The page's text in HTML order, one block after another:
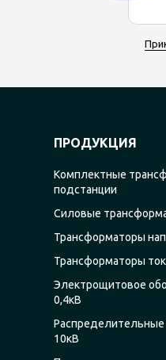
ПРОДУКЦИЯ
Комплектные
подстанции
Силовые
Трансформаторы
Трансформаторы
Электрощитовое
0,4кВ
Распределительные
10кВ